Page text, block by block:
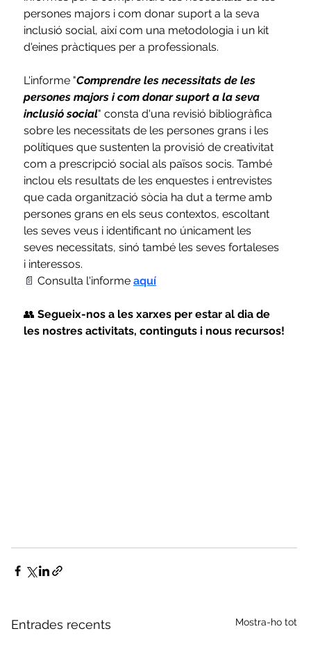
persones majors i com donar suport a la seva
inclusió social, així com una metodologia i un kit
d'eines pràctiques per a professionals.
L'informe "Comprendre les necessitats de les
persones majors i com donar suport a la seva
inclusió social" consta d'una revisió bibliogràfica
sobre les necessitats de les persones grans i les
polítiques que sustenten la provisió de creativitat
com a prescripció social als països socis. També
inclou els resultats de les enquestes i entrevistes
que cada organització sòcia ha dut a terme amb
persones grans en els seus contextos, escoltant
les seves veus i identificant no únicament les
seves necessitats, sinó també les seves fortaleses
i interessos.
📄 Consulta l'informe aquí
👥 Segueix-nos a les xarxes per estar al dia de
les nostres activitats, continguts i nous recursos!
Entrades recents Mostra-ho tot